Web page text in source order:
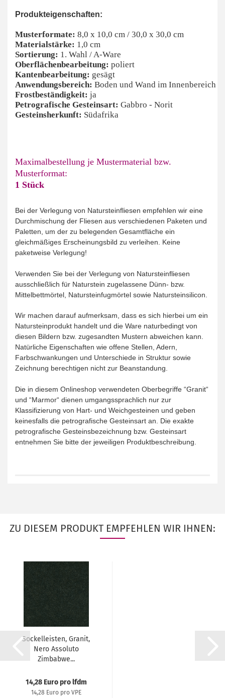
Produkteigenschaften:
Musterformate: 8,0 x 10,0 cm / 30,0 x 30,0 cm
Materialstärke: 1,0 cm
Sortierung: 1. Wahl / A-Ware
Oberflächenbearbeitung: poliert
Kantenbearbeitung: gesägt
Anwendungsbereich: Boden und Wand im Innenbereich
Frostbeständigkeit: ja
Petrografische Gesteinsart: Gabbro - Norit
Gesteinsherkunft: Südafrika
Maximalbestellung je Mustermaterial bzw.
Musterformat:
1 Stück
Bei der Verlegung von Natursteinfliesen empfehlen wir eine
Durchmischung der Fliesen aus verschiedenen Paketen und
Paletten, um der zu belegenden Gesamtfläche ein
gleichmäßiges Erscheinungsbild zu verleihen. Keine
paketweise Verlegung!
Verwenden Sie bei der Verlegung von Natursteinfliesen
ausschließlich für Naturstein zugelassene Dünn- bzw.
Mittelbettmörtel, Natursteinfugmörtel sowie Natursteinsilicon.
Wir machen darauf aufmerksam, dass es sich hierbei um ein
Natursteinprodukt handelt und die Ware naturbedingt von
diesen Bildern bzw. zugesandten Mustern abweichen kann.
Natürliche Eigenschaften wie offene Stellen, Adern,
Farbschwankungen und Unterschiede in Struktur sowie
Zeichnung berechtigen nicht zur Beanstandung.
Die in diesem Onlineshop verwendeten Oberbegriffe “Granit“
und “Marmor“ dienen umgangssprachlich nur zur
Klassifizierung von Hart- und Weichgesteinen und geben
keinesfalls die petrografische Gesteinsart an. Die exakte
petrografische Gesteinsbezeichnung bzw. Gesteinsart
entnehmen Sie bitte der jeweiligen Produktbeschreibung.
ZU DIESEM PRODUKT EMPFEHLEN WIR IHNEN:
Sockelleisten, Granit,
Nero Assoluto
Zimbabwe...
14,28 Euro pro lfdm
14,28 Euro pro VPE